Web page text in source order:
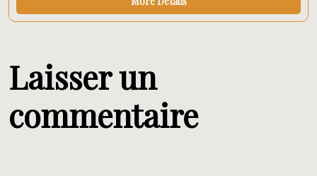
Laisser un
commentaire